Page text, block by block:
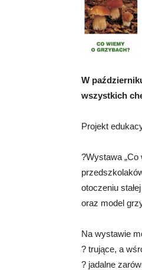
W
wszystkich
Projekt
?Wystawa
otoczeniu
oraz model
Na wystawie
? trujące, a
? jadalne